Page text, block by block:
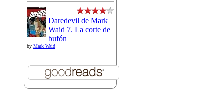
Daredevil de Mark
Waid 7. La corte del
bufón
by Mark Waid